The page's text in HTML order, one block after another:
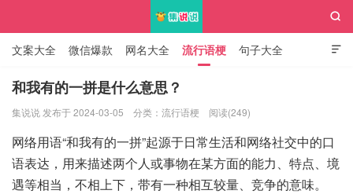

文案大全 微信爆款 网名大全 流行语梗 句子大全
知识大全

和我有的一拼是什么意思？
集说说 发布于 2024-03-05 分类： 流行语梗 阅读(249)
网络用语“和我有的一拼”起源于日常生活和网络社交中的口
语表达，用来描述两个人或事物在某方面的能力、特点、境
遇等相当，不相上下，带有一种相互较量、竞争的意味。